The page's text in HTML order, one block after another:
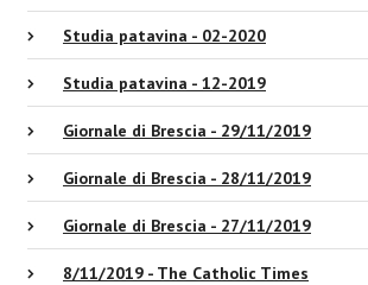
Studia patavina - 02-2020
Studia patavina - 12-2019
Giornale di Brescia - 29/11/2019
Giornale di Brescia - 28/11/2019
Giornale di Brescia - 27/11/2019
8/11/2019 - The Catholic Times